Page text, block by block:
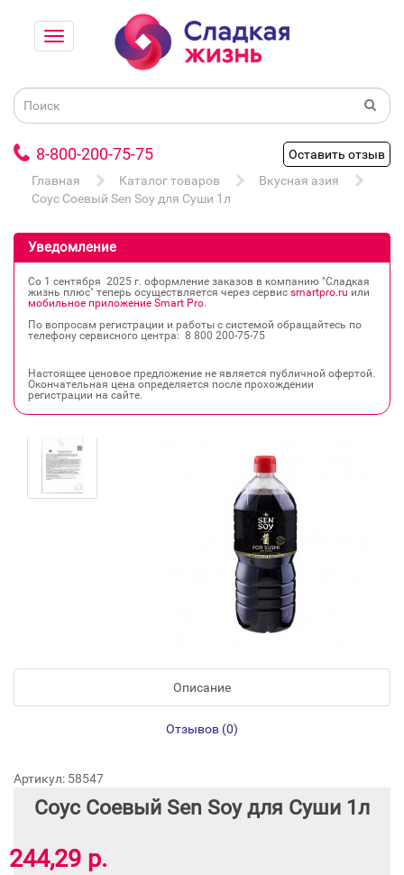
8-800-200-75-75
Оставить отзыв
Главная
Каталог товаров
Вкусная азия
Соус Соевый Sen Soy для Суши 1л
Уведомление
Со 1 сентября 2025 г. оформление заказов в компанию "Сладкая
жизнь плюс" теперь осуществляется через сервис smartpro.ru или
мобильное приложение Smart Pro.
По вопросам регистрации и работы с системой обращайтесь по
телефону сервисного центра: 8 800 200‐75‐75
Настоящее ценовое предложение не является публичной офертой.
Окончательная цена определяется после прохождении
регистрации на сайте.
Описание
Отзывов (0)
Артикул: 58547
Соус Соевый Sen Soy для Суши 1л
244,29 р.